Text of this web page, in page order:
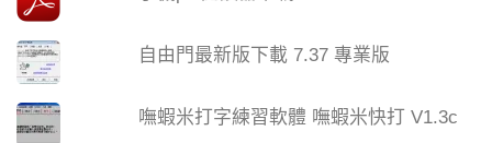
自由門最新版下載 7.37 專業版
嘸蝦米打字練習軟體 嘸蝦米快打 V1.3c